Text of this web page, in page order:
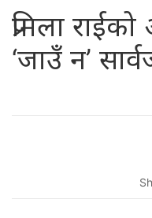
प्रमिला
‘जाउँ न’